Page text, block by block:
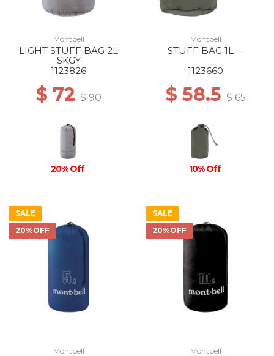
Montbell
LIGHT STUFF BAG 2L
SKGY
1123826
$ 72$ 90
20% Off
Montbell
STUFF BAG 1L --
1123660
$ 58.5$ 65
10% Off
SALE
20%OFF
Montbell
SALE
20%OFF
Montbell